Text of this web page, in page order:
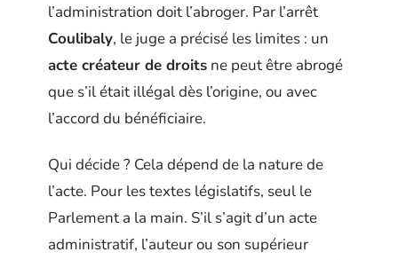
l’administration doit l’abroger. Par l’arrêt
Coulibaly, le juge a précisé les limites : un
acte créateur de droits ne peut être abrogé
que s’il était illégal dès l’origine, ou avec
l’accord du bénéficiaire.
Qui décide ? Cela dépend de la nature de
l’acte. Pour les textes législatifs, seul le
Parlement a la main. S’il s’agit d’un acte
administratif, l’auteur ou son supérieur